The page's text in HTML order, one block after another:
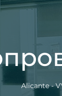
Alicante -